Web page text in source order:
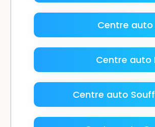
Centre auto
Centre auto
Centre auto